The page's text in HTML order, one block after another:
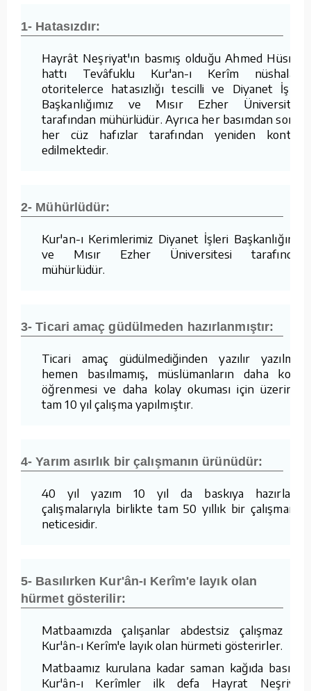
1- Hatasızdır:
Hayrât Neşriyat'ın basmış olduğu Ahmed Hüsrev
hattı Tevâfuklu Kur'an-ı Kerîm nüshaları,
otoritelerce hatasızlığı tescilli ve Diyanet İşleri
Başkanlığımız ve Mısır Ezher Üniversitesi
tarafından mühürlüdür. Ayrıca her basımdan sonra
her cüz hafızlar tarafından yeniden kontrol
edilmektedir.
2- Mühürlüdür:
Kur'an-ı Kerimlerimiz Diyanet İşleri Başkanlığımız
ve Mısır Ezher Üniversitesi tarafından
mühürlüdür.
3- Ticari amaç güdülmeden hazırlanmıştır:
Ticari amaç güdülmediğinden yazılır yazılmaz
hemen basılmamış, müslümanların daha kolay
öğrenmesi ve daha kolay okuması için üzerinde
tam 10 yıl çalışma yapılmıştır.
4- Yarım asırlık bir çalışmanın ürünüdür:
40 yıl yazım 10 yıl da baskıya hazırlama
çalışmalarıyla birlikte tam 50 yıllık bir çalışmanın
neticesidir.
5- Basılırken Kur'ân-ı Kerîm'e layık olan
hürmet gösterilir:
Matbaamızda çalışanlar abdestsiz çalışmaz ve
Kur'ân-ı Kerîm'e layık olan hürmeti gösterirler.
Matbaamız kurulana kadar saman kağıda basılan
Kur'ân-ı Kerîmler ilk defa Hayrat Neşriyat